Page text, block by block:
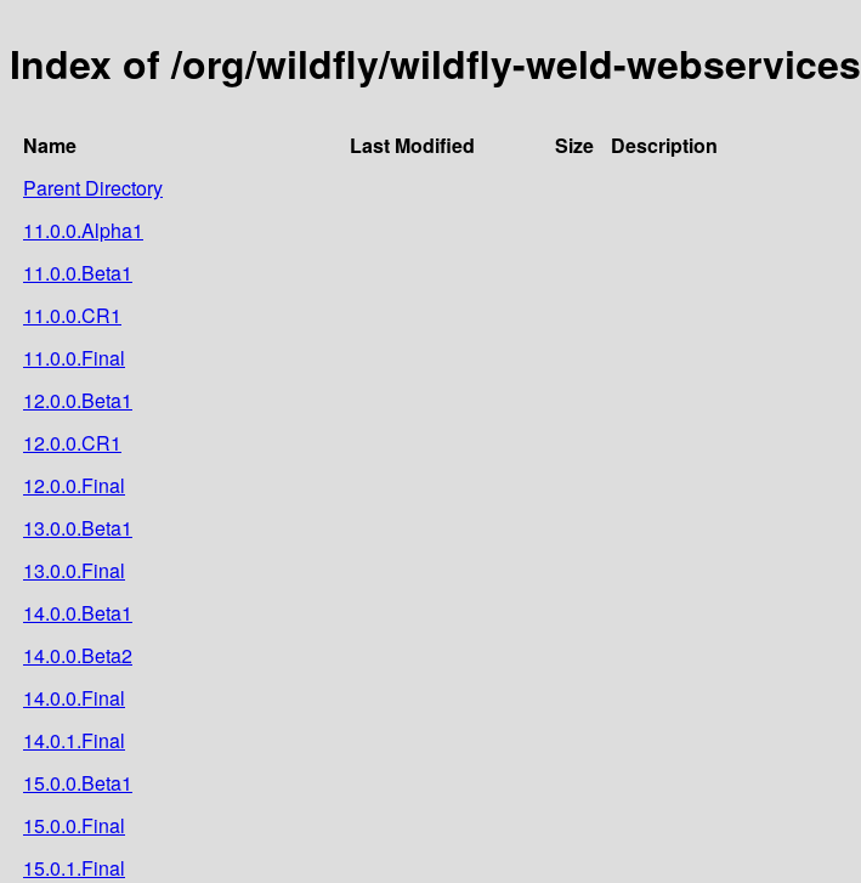
Index of /org/wildfly/wildfly-weld-webservices
Name Last Modified Size
Description
Parent Directory
11.0.0.Alpha1
11.0.0.Beta1
11.0.0.CR1
11.0.0.Final
12.0.0.Beta1
12.0.0.CR1
12.0.0.Final
13.0.0.Beta1
13.0.0.Final
14.0.0.Beta1
14.0.0.Beta2
14.0.0.Final
14.0.1.Final
15.0.0.Beta1
15.0.0.Final
15.0.1.Final